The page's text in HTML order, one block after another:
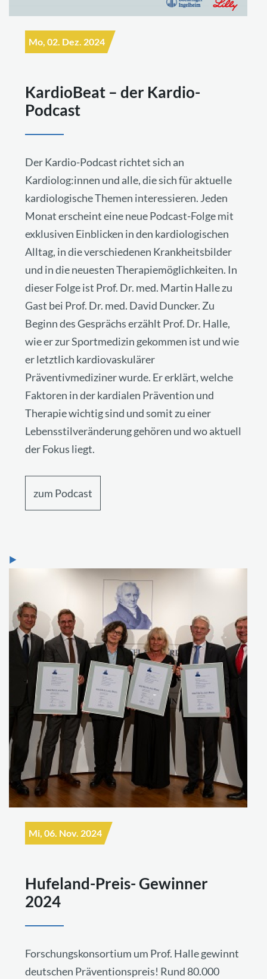
Mo, 02. Dez. 2024
KardioBeat – der Kardio-
Podcast
Der Kardio-Podcast richtet sich an
Kardiolog:innen und alle, die sich für aktuelle
kardiologische Themen interessieren. Jeden
Monat erscheint eine neue Podcast-Folge mit
exklusiven Einblicken in den kardiologischen
Alltag, in die verschiedenen Krankheitsbilder
und in die neuesten Therapiemöglichkeiten. In
dieser Folge ist Prof. Dr. med. Martin Halle zu
Gast bei Prof. Dr. med. David Duncker. Zu
Beginn des Gesprächs erzählt Prof. Dr. Halle,
wie er zur Sportmedizin gekommen ist und wie
er letztlich kardiovaskulärer
Präventivmediziner wurde. Er erklärt, welche
Faktoren in der kardialen Prävention und
Therapie wichtig sind und somit zu einer
Lebensstilveränderung gehören und wo aktuell
der Fokus liegt.
zum Podcast
Mi, 06. Nov. 2024
Hufeland-Preis- Gewinner
2024
Forschungskonsortium um Prof. Halle gewinnt
deutschen Präventionspreis! Rund 80.000